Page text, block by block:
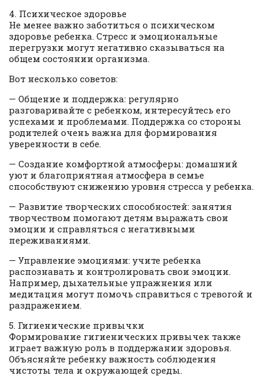
4. Психическое здоровье
Не менее важно заботиться о психическом
здоровье ребенка. Стресс и эмоциональные
перегрузки могут негативно сказываться на
общем состоянии организма.
Вот несколько советов:
— Общение и поддержка: регулярно
разговаривайте с ребенком, интересуйтесь его
успехами и проблемами. Поддержка со стороны
родителей очень важна для формирования
уверенности в себе.
— Создание комфортной атмосферы: домашний
уют и благоприятная атмосфера в семье
способствуют снижению уровня стресса у ребенка.
— Развитие творческих способностей: занятия
творчеством помогают детям выражать свои
эмоции и справляться с негативными
переживаниями.
— Управление эмоциями: учите ребенка
распознавать и контролировать свои эмоции.
Например, дыхательные упражнения или
медитация могут помочь справиться с тревогой и
раздражением.
5. Гигиенические привычки
Формирование гигиенических привычек также
играет важную роль в поддержании здоровья.
Объясняйте ребенку важность соблюдения
чистоты тела и окружающей среды.